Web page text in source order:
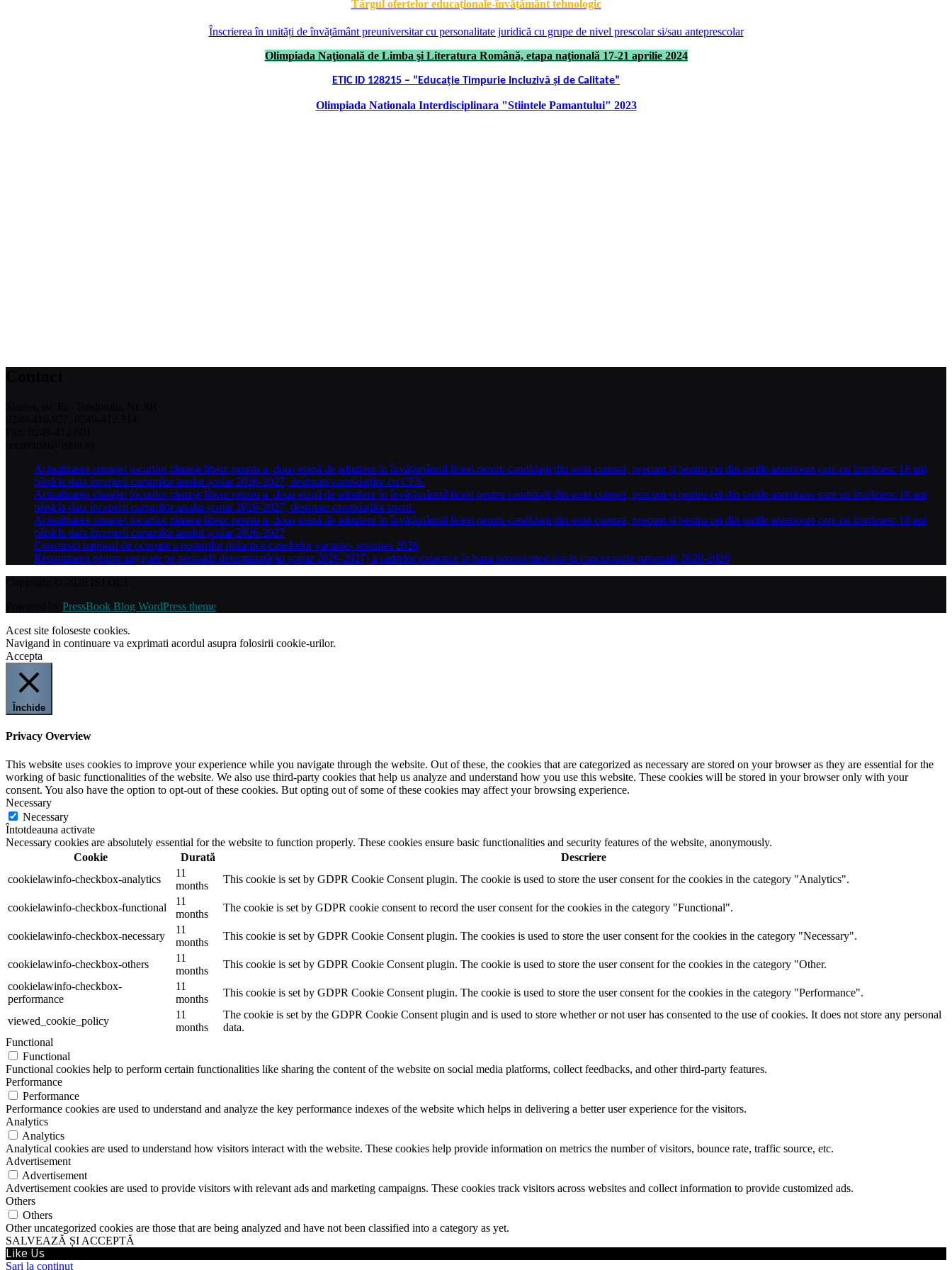
Târgul ofertelor educaționale-învățământ tehnologic
Înscrierea în unități de învățământ preuniversitar cu personalitate juridică cu grupe de nivel prescolar si/sau anteprescolar
Olimpiada Naţională de Limba şi Literatura Română, etapa naţională 17-21 aprilie 2024
ETIC ID 128215 – ”Educație Timpurie Incluzivă și de Calitate”
Olimpiada Nationala Interdisciplinara "Stiintele Pamantului" 2023
Actualizarea situației locurilor rămase libere pentru a doua etapă de admitere în învățământul liceal pentru candidații din seria curentă, precum și pentru cei din seriile anterioare care nu împlinesc 18 ani
până la data începerii cursurilor anului școlar 2026-2027, destinate candidaților cu CES.
Actualizarea situației locurilor rămase libere pentru a doua etapă de admitere în învățământul liceal pentru candidații din seria curentă, precum și pentru cei din seriile anterioare care nu împlinesc 18 ani
până la data începerii cursurilor anului școlar 2026-2027, destinate candidaților rromi.
Actualizarea situației locurilor rămase libere pentru a doua etapă de admitere în învățământul liceal pentru candidații din seria curentă, precum și pentru cei din seriile anterioare care nu împlinesc 18 ani
până la data începerii cursurilor anului școlar 2026-2027
Concursul național de ocupare a posturilor didactice/catedrelor vacante- sesiunea 2026
Repartizarea pentru angajare pe perioadă determinată(an școlar 2026-2027) a cadrelor didactice în baza notelor/mediilor la concursurile naționale 2020-2026
PressBook Blog WordPress theme
Acest site foloseste cookies.
Navigand in continuare va exprimati acordul asupra folosirii cookie-urilor.
Accepta
Închide
Privacy Overview
This website uses cookies to improve your experience while you navigate through the website. Out of these, the cookies that are categorized as necessary are stored on your browser as they are essential for the
working of basic functionalities of the website. We also use third-party cookies that help us analyze and understand how you use this website. These cookies will be stored in your browser only with your
consent. You also have the option to opt-out of these cookies. But opting out of some of these cookies may affect your browsing experience.
Necessary
Necessary
Întotdeauna activate
Necessary cookies are absolutely essential for the website to function properly. These cookies ensure basic functionalities and security features of the website, anonymously.
Cookie
Durată
Descriere
cookielawinfo-checkbox-analytics
11
months
This cookie is set by GDPR Cookie Consent plugin. The cookie is used to store the user consent for the cookies in the category "Analytics".
cookielawinfo-checkbox-functional
11
months
The cookie is set by GDPR cookie consent to record the user consent for the cookies in the category "Functional".
cookielawinfo-checkbox-necessary
11
months
This cookie is set by GDPR Cookie Consent plugin. The cookies is used to store the user consent for the cookies in the category "Necessary".
cookielawinfo-checkbox-others
11
months
This cookie is set by GDPR Cookie Consent plugin. The cookie is used to store the user consent for the cookies in the category "Other.
cookielawinfo-checkbox-
performance
11
months
This cookie is set by GDPR Cookie Consent plugin. The cookie is used to store the user consent for the cookies in the category "Performance".
viewed_cookie_policy
11
months
The cookie is set by the GDPR Cookie Consent plugin and is used to store whether or not user has consented to the use of cookies. It does not store any personal
data.
Functional
Functional
Functional cookies help to perform certain functionalities like sharing the content of the website on social media platforms, collect feedbacks, and other third-party features.
Performance
Performance
Performance cookies are used to understand and analyze the key performance indexes of the website which helps in delivering a better user experience for the visitors.
Analytics
Analytics
Analytical cookies are used to understand how visitors interact with the website. These cookies help provide information on metrics the number of visitors, bounce rate, traffic source, etc.
Advertisement
Advertisement
Advertisement cookies are used to provide visitors with relevant ads and marketing campaigns. These cookies track visitors across websites and collect information to provide customized ads.
Others
Others
Other uncategorized cookies are those that are being analyzed and have not been classified into a category as yet.
SALVEAZĂ ȘI ACCEPTĂ
Like Us
Sari la conținut